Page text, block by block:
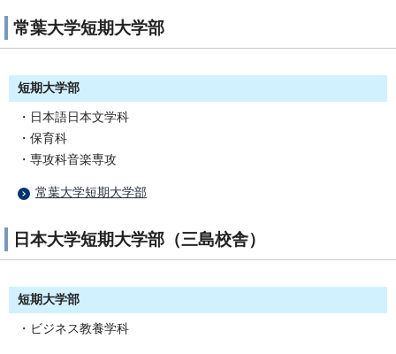
常葉大学短期大学部
短期大学部
・日本語日本文学科
・保育科
・専攻科音楽専攻
常葉大学短期大学部
日本大学短期大学部（三島校舎）
短期大学部
・ビジネス教養学科